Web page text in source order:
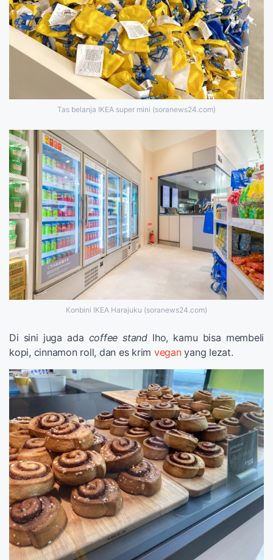
Tas belanja IKEA super mini (soranews24.com)
Konbini IKEA Harajuku (soranews24.com)
Di sini juga ada coffee standlho, kamu bisa membeli
kopi, cinnamon roll, dan es krim veganyang lezat.